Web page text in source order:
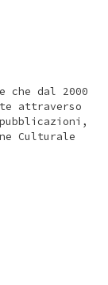
che dal 2000
attraverso
Culturale